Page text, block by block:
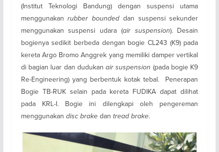
(Institut Teknologi Bandung) dengan suspensi utama
menggunakanrubber boundeddan suspensi sekunder
menggunakan suspensi udara (air suspension). Desain
bogienya sedikit berbeda dengan bogie CL243 (K9) pada
kereta Argo Bromo Anggrek yang memiliki damper vertikal
di bagian luar dan dudukanair suspension (pada bogie K9
Re-Engineering) yang berbentuk kotak tebal. Penerapan
Bogie TB-RUK selain pada kereta FUDIKA dapat dilihat
pada KRL-I. Bogie ini dilengkapi oleh pengereman
menggunakan disc brakedan tread brake.